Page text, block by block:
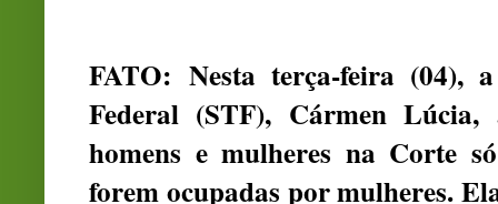
FATO: Nesta terça-feira (04),
Federal (STF), Cármen
homens e mulheres na Corte
forem ocupadas por mulheres.